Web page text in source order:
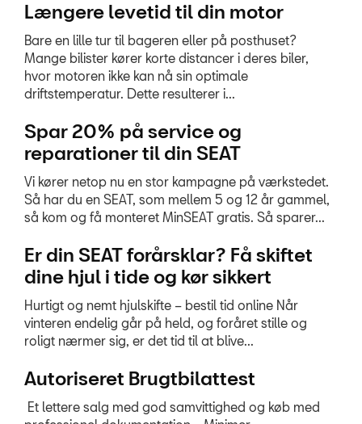
Længere levetid til din motor
Bare en lille tur til bageren eller på posthuset?
Mange bilister kører korte distancer i deres biler,
hvor motoren ikke kan nå sin optimale
driftstemperatur. Dette resulterer i...
Spar 20% på service og
reparationer til din SEAT
Vi kører netop nu en stor kampagne på værkstedet.
Så har du en SEAT, som mellem 5 og 12 år gammel,
så kom og få monteret MinSEAT gratis. Så sparer...
Er din SEAT forårsklar? Få skiftet
dine hjul i tide og kør sikkert
Hurtigt og nemt hjulskifte – bestil tid online Når
vinteren endelig går på held, og foråret stille og
roligt nærmer sig, er det tid til at blive...
Autoriseret Brugtbilattest
Et lettere salg med god samvittighed og køb med